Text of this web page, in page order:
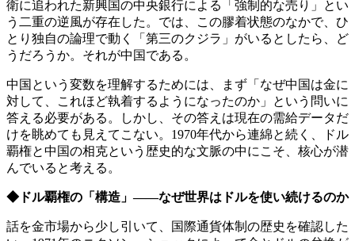
衛に追われた新興国の中央銀行による「強制的な売り」とい
う二重の逆風が存在した。では、この膠着状態のなかで、ひ
とり独自の論理で動く「第三のクジラ」がいるとしたら、ど
うだろうか。それが中国である。
中国という変数を理解するためには、まず「なぜ中国は金に
対して、これほど執着するようになったのか」という問いに
答える必要がある。しかし、その答えは現在の需給データだ
けを眺めても見えてこない。1970年代から連綿と続く、ドル
覇権と中国の相克という歴史的な文脈の中にこそ、核心が潜
んでいると考える。
◆ドル覇権の「構造」――なぜ世界はドルを使い続けるのか
話を金市場から少し引いて、国際通貨体制の歴史を確認した